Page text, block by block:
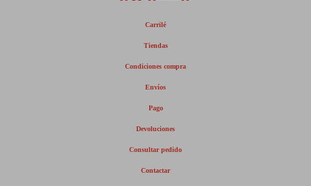
Carrilé
Tiendas
Condiciones compra
Envíos
Pago
Devoluciones
Consultar pedido
Contactar